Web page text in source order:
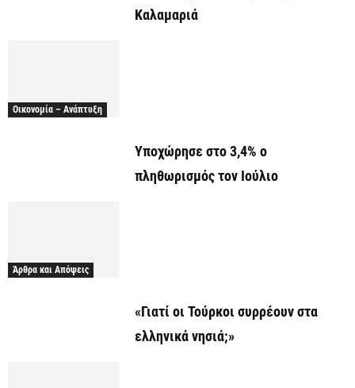
Καλαμαριά
Οικονομία – Ανάπτυξη
Υποχώρησε στο 3,4% ο
πληθωρισμός τον Ιούλιο
Άρθρα και Απόψεις
«Γιατί οι Τούρκοι συρρέουν στα
ελληνικά νησιά;»